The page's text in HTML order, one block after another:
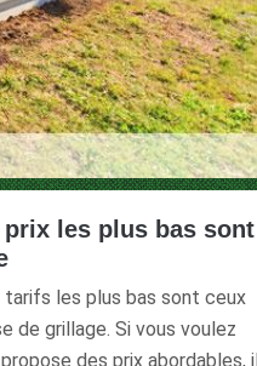
prix les plus bas sont
tarifs les plus bas sont ceux
de grillage. Si vous voulez
des prix abordables, il